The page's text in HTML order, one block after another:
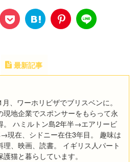
最新記事
、ワーホリビザでブリスベンに。
現地企業でスポンサーをもらって永
。 ハミルトン島2年半→エアリービ
現在、シドニー在住3年目。 趣味は
理、映画、読書。 イギリス人パート
猫と暮らしています。